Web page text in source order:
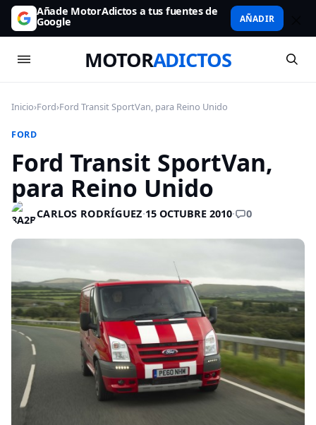
Añade MotorAdictos a tus fuentes de
Google AÑADIR
MOTORADICTOS
Inicio›Ford›Ford Transit SportVan, para Reino Unido
FORD
Ford Transit SportVan,
para Reino Unido
CARLOS RODRÍGUEZ·15 OCTUBRE 2010· 0